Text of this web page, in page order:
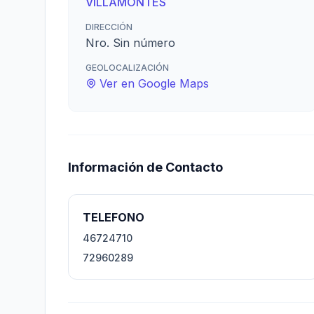
DIRECCIÓN
Nro. Sin número
GEOLOCALIZACIÓN
Ver en Google Maps
Información de Contacto
TELEFONO
46724710
72960289